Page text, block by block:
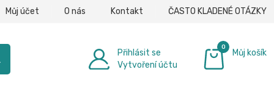
Můj účet O nás Kontakt ČASTO KLADENÉ OTÁZKY
Přihlásit se
Vytvoření účtu
0
Můj košík